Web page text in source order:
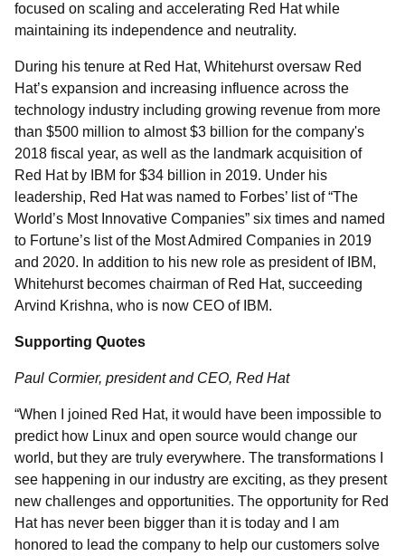
focused on scaling and accelerating Red Hat while
maintaining its independence and neutrality.
During his tenure at Red Hat, Whitehurst oversaw Red
Hat’s expansion and increasing influence across the
technology industry including growing revenue from more
than $500 million to almost $3 billion for the company's
2018 fiscal year, as well as the landmark acquisition of
Red Hat by IBM for $34 billion in 2019. Under his
leadership, Red Hat was named to Forbes’ list of “The
World’s Most Innovative Companies” six times and named
to Fortune’s list of the Most Admired Companies in 2019
and 2020. In addition to his new role as president of IBM,
Whitehurst becomes chairman of Red Hat, succeeding
Arvind Krishna, who is now CEO of IBM.
Supporting Quotes
Paul Cormier, president and CEO, Red Hat
“When I joined Red Hat, it would have been impossible to
predict how Linux and open source would change our
world, but they are truly everywhere. The transformations I
see happening in our industry are exciting, as they present
new challenges and opportunities. The opportunity for Red
Hat has never been bigger than it is today and I am
honored to lead the company to help our customers solve